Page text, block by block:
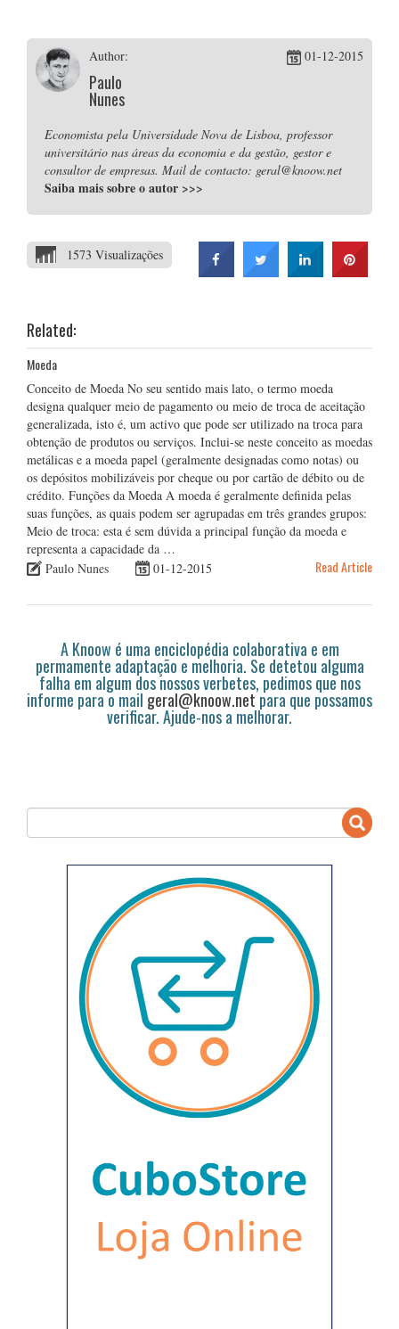
Author:
Paulo
Nunes
01-12-2015
Economista pela Universidade Nova de Lisboa, professor
universitário nas áreas da economia e da gestão, gestor e
consultor de empresas. Mail de contacto: geral@knoow.net
Saiba mais sobre o autor >>>
1573 Visualizações
Related:
Moeda
Conceito de Moeda No seu sentido mais lato, o termo moeda
designa qualquer meio de pagamento ou meio de troca de aceitação
generalizada, isto é, um activo que pode ser utilizado na troca para
obtenção de produtos ou serviços. Inclui-se neste conceito as moedas
metálicas e a moeda papel (geralmente designadas como notas) ou
os depósitos mobilizáveis por cheque ou por cartão de débito ou de
crédito. Funções da Moeda A moeda é geralmente definida pelas
suas funções, as quais podem ser agrupadas em três grandes grupos:
Meio de troca: esta é sem dúvida a principal função da moeda e
representa a capacidade da …
Paulo Nunes
01-12-2015 Read Article
A Knoow é uma enciclopédia colaborativa e em
permamente adaptação e melhoria. Se detetou alguma
falha em algum dos nossos verbetes, pedimos que nos
informe para o mail geral@knoow.netpara que possamos
verificar. Ajude-nos a melhorar.